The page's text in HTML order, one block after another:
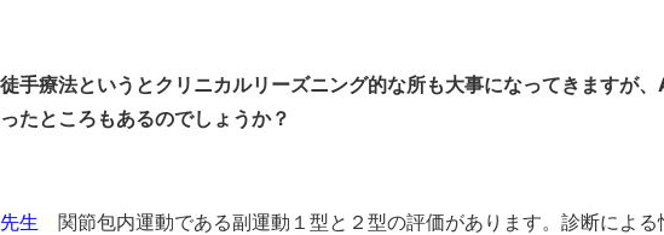
療法というとクリニカルリーズニング的な所も大事になってきますが、
たところもあるのでしょうか？
生 関節包内運動である副運動１型と２型の評価があります。診断による